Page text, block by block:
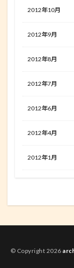
2012年10月
2012年9月
2012年8月
2012年7月
2012年6月
2012年4月
2012年1月
© Copyright 2026